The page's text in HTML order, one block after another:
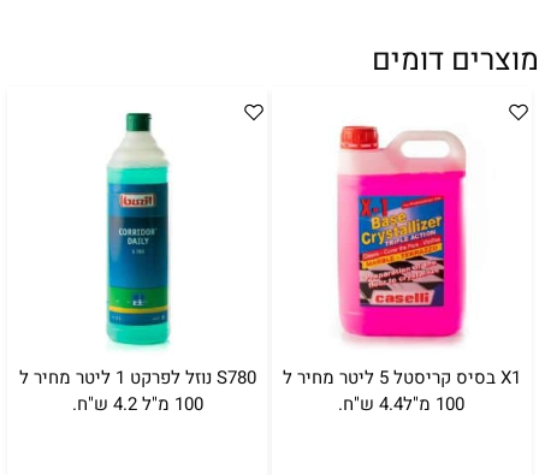
מוצרים דומים
X1 בסיס קריסטל 5 ליטר מחיר ל
100 מ"ל4.4 ש"ח.
S780 נוזל לפרקט 1 ליטר מחיר ל
100 מ"ל 4.2 ש"ח.